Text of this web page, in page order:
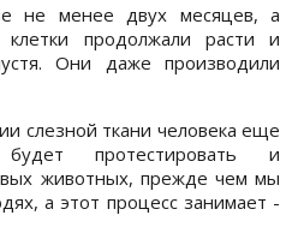
не менее двух месяцев, а
клетки продолжали расти и
Они даже производили
слезной ткани человека еще
протестировать и
животных, прежде чем мы
а этот процесс занимает -